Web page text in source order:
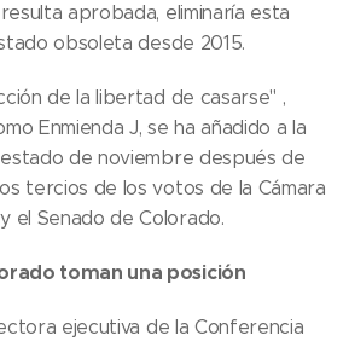
aprobada, eliminaría esta
obsoleta desde 2015.
de la libertad de casarse" ,
Enmienda J, se ha añadido a la
de noviembre después de
tercios de los votos de la Cámara
el Senado de Colorado.
toman una posición
ejecutiva de la Conferencia